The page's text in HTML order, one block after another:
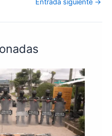
Entrada siguiente →